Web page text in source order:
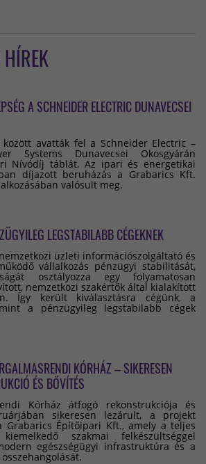
A SCHNEIDER ELECTRIC DUNAVECSEI
között avatták fel a Schneider Electric –
Systems Dunavecsei Okosgyárán
Nívódíj táblát. Az ipari és energetikai
díjazott beruházás a Grabarics Kft.
valósult meg.
LEGSTABILABB CÉGEKNEK
üzleti információszolgáltató és
vállalkozás pénzügyi stabilitását,
osztályozza egy folyamatosan
nemzetközi szakértők által kialakított
Így került kiválasztásra cégünk, a
a pénzügyileg legstabilabb cégek
KÓRHÁZ – SIKERESEN
ÉS BŐVÍTÉS
Kórház átfogó rekonstrukciója és
sikeresen lezárult, a projekt
Grabarics Építőipari Kft., amely a teljes
szakmai felkészültséggel
egészségügyi infrastruktúra és a